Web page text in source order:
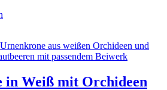
in Weiß mit Orchideen